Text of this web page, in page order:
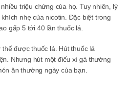
triệu chứng của họ. Tuy nhiên, lý
nhẹ của nicotin. Đặc biệt trong
gấp 5 tới 40 lần thuốc lá.
được thuốc lá. Hút thuốc lá
Nhưng hút một điếu xì gà thường
ăn thường ngày của bạn.